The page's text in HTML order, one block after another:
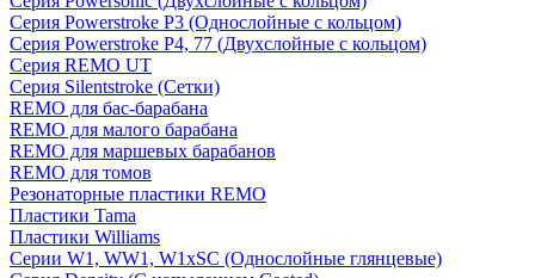
Серия Powerstroke P3 (Однослойные с кольцом)
Серия Powerstroke P4, 77 (Двухслойные с кольцом)
Серия REMO UT
Серия Silentstroke (Сетки)
REMO для бас-барабана
REMO для малого барабана
REMO для маршевых барабанов
REMO для томов
Резонаторные пластики REMO
Пластики Tama
Пластики Williams
Серии W1, WW1, W1xSC (Однослойные глянцевые)